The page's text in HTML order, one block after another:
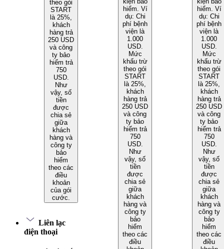
theo gói
START
là 25%,
khách
hàng trả
250 USD
và công
ty bảo
hiểm trả
750
USD.
Như
vậy, số
tiền
được
chia sẻ
giữa
khách
hàng và
công ty
bảo
hiểm
theo các
điều
khoản
của gói
cước.
Liên lạc
điện thoại
hiểm. Ví
dụ: Chi
phí bệnh
viện là
1.000
USD.
Mức
khấu trừ
theo gói
START
là 25%,
khách
hàng trả
250 USD
và công
ty bảo
hiểm trả
750
USD.
Như
vậy, số
tiền
được
chia sẻ
giữa
khách
hàng và
công ty
bảo
hiểm
theo các
điều
hiểm. Ví
dụ: Chi
phí bệnh
viện là
1.000
USD.
Mức
khấu trừ
theo gói
START
là 25%,
khách
hàng trả
250 USD
và công
ty bảo
hiểm trả
750
USD.
Như
vậy, số
tiền
được
chia sẻ
giữa
khách
hàng và
công ty
bảo
hiểm
theo các
điều